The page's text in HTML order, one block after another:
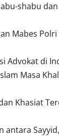
shabu
Mabes Polri
Advokat di
Masa
Khasiat
antara